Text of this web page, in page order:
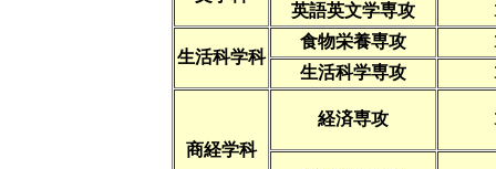
英語英文学専攻
生活科学科
食物栄養専攻
生活科学専攻
商経学科
経済専攻